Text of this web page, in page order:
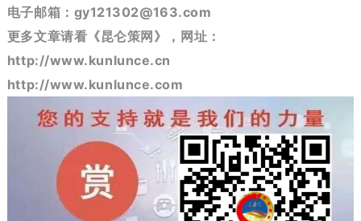
电子邮箱：gy121302@163.com
更多文章请看《昆仑策网》，网址：
http://www.kunlunce.cn
http://www.kunlunce.com